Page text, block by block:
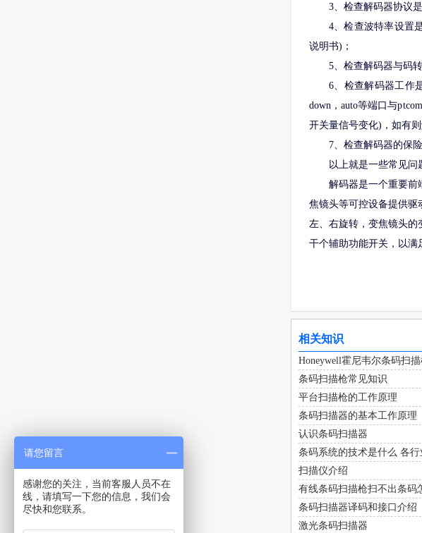
3、检查解码器协议
4、检查波特率设置
说明书)；
5、检查解码器与码
6、检查解码器工作
down，auto等端口与
开关量信号变化)，如有
7、检查解码器的保
以上就是一些常见问
解码器是一个重要前
焦镜头等可控设备提供驱
左、右旋转，变焦镜头的
干个辅助功能开关，以满
相关知识
Honeywell霍尼韦尔条码扫
条码扫描枪常见知识
平台扫描枪的工作原理
条码扫描器的基本工作原理
认识条码扫描器
条码系统的技术是什么 各
扫描仪介绍
有线条码扫描枪扫不出条码
条码扫描器译码和接口介绍
激光条码扫描器
请您留言
感谢您的关注，当前客服人员不在
线，请填写一下您的信息，我们会
尽快和您联系。